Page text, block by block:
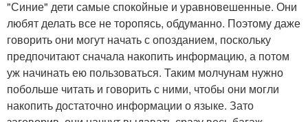
"Синие" дети самые спокойные и уравновешенные. Они
любят делать все не торопясь, обдуманно. Поэтому даже
говорить они могут начать с опозданием, поскольку
предпочитают сначала накопить информацию, а потом
уж начинать ею пользоваться. Таким молчунам нужно
побольше читать и говорить с ними, чтобы они могли
накопить достаточно информации о языке. Зато